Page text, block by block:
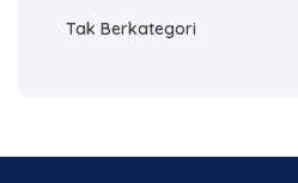
Tak Berkategori